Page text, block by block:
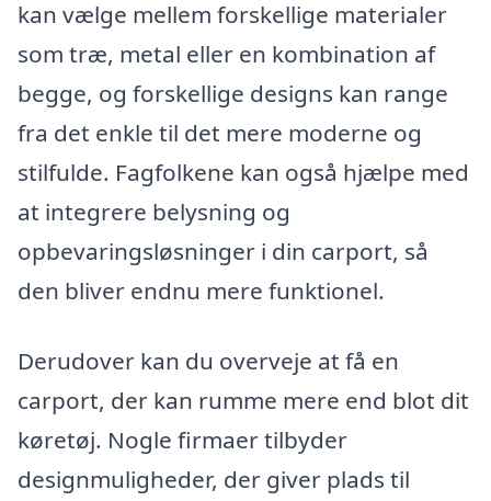
kan vælge mellem forskellige materialer
som træ, metal eller en kombination af
begge, og forskellige designs kan range
fra det enkle til det mere moderne og
stilfulde. Fagfolkene kan også hjælpe med
at integrere belysning og
opbevaringsløsninger i din carport, så
den bliver endnu mere funktionel.
Derudover kan du overveje at få en
carport, der kan rumme mere end blot dit
køretøj. Nogle firmaer tilbyder
designmuligheder, der giver plads til